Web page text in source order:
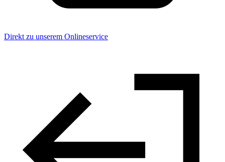
Direkt zu unserem Onlineservice